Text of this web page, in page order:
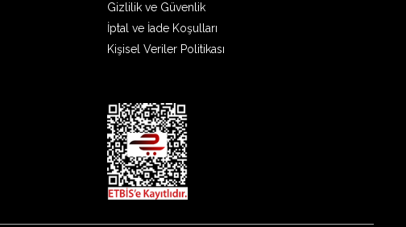
Gizlilik ve Güvenlik
İptal ve İade Koşulları
Kişisel Veriler Politikası